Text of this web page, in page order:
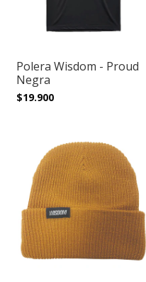
Polera Wisdom - Proud
Negra
$19.900